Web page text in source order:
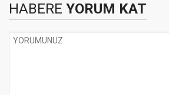
HABERE YORUM KAT